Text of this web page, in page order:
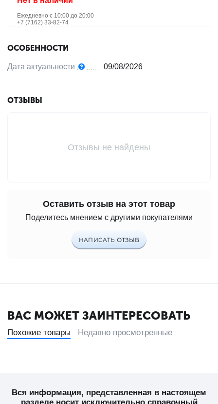
Ежедневно с 10:00 до 20:00
+7 (7162) 33-82-74
ОСОБЕННОСТИ
Дата актуальности 09/08/2026
ОТЗЫВЫ
Отзывы не найдены
Оставить отзыв на этот товар
Поделитесь мнением с другими покупателями
НАПИСАТЬ ОТЗЫВ
ВАС МОЖЕТ ЗАИНТЕРЕСОВАТЬ
Похожие товары Недавно просмотренные
Вся информация, представленная в настоящем